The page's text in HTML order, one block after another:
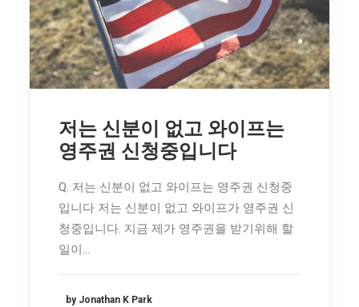
저는 신분이 없고 와이프는
영주권 신청중입니다
Q. 저는 신분이 없고 와이프는 영주권 신청중
입니다 저는 신분이 없고 와이프가 영주권 신
청중입니다. 지금 제가 영주권을 받기위해 할
일이…
by Jonathan K Park